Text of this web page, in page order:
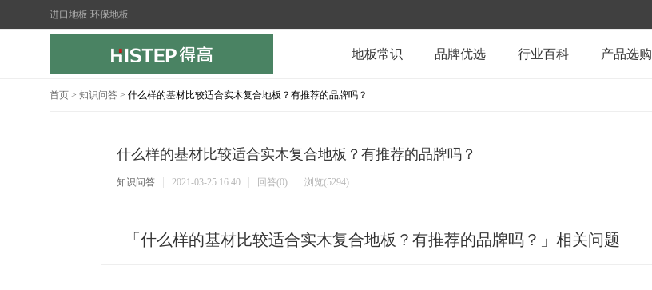
进口地板 环保地板
地板常识 品牌优选 行业百科 产品选购
首页 > 知识问答 > 什么样的基材比较适合实木复合地板？有推荐的品牌吗？
什么样的基材比较适合实木复合地板？有推荐的品牌吗？
知识问答 2021-03-25 16:40 回答(0) 浏览(5294)
「什么样的基材比较适合实木复合地板？有推荐的品牌吗？」相关问题